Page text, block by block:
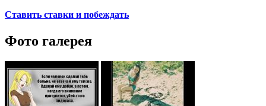
Ставить ставки и побеждать
Фото галерея